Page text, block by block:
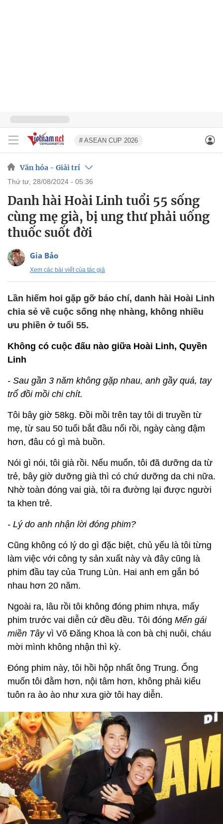
# ASEAN CUP 2026
Văn hóa - Giải trí
thứ tư, 28/08/2024 - 05:36
Danh hài Hoài Linh tuổi 55 sống
cùng mẹ già, bị ung thư phải uống
thuốc suốt đời
Gia Bảo
Xem các bài viết của tác giả
Lần hiếm hoi gặp gỡ báo chí, danh hài Hoài Linh
chia sẻ về cuộc sống nhẹ nhàng, không nhiều
ưu phiền ở tuổi 55.
Không có cuộc đấu nào giữa Hoài Linh, Quyền
Linh
- Sau gần 3 năm không gặp nhau, anh gầy quá, tay
trổ đồi mồi chi chít.
Tôi bây giờ 58kg. Đồi mồi trên tay tôi di truyền từ
mẹ, từ sau 50 tuổi bắt đầu nổi rồi, ngày càng đậm
hơn, đâu có gì mà buồn.
Nói gì nói, tôi già rồi. Nếu muốn, tôi đã dưỡng da từ
trẻ, bây giờ dưỡng già thì có chứ dưỡng da chi nữa.
Nhờ toàn đóng vai già, tôi ra đường lại được người
ta khen trẻ.
- Lý do anh nhận lời đóng phim?
Cũng không có lý do gì đặc biệt, chủ yếu là tôi từng
làm việc với công ty sản xuất này và đây cũng là
phim đầu tay của Trung Lùn. Hai anh em gắn bó
nhau hơn 20 năm.
Ngoài ra, lâu rồi tôi không đóng phim nhựa, mấy
phim trước vai diễn cứ đều đều. Tôi đóng Mến gái
miền Tâyvì Võ Đăng Khoa là con bà chị nuôi, cháu
mời mình không nhận thì kỳ.
Đóng phim này, tôi hồi hộp nhất ông Trung. Ổng
muốn tôi đằm hơn, nội tâm hơn, không phải kiểu
tuôn ra ào ào như xưa giờ tôi hay diễn.